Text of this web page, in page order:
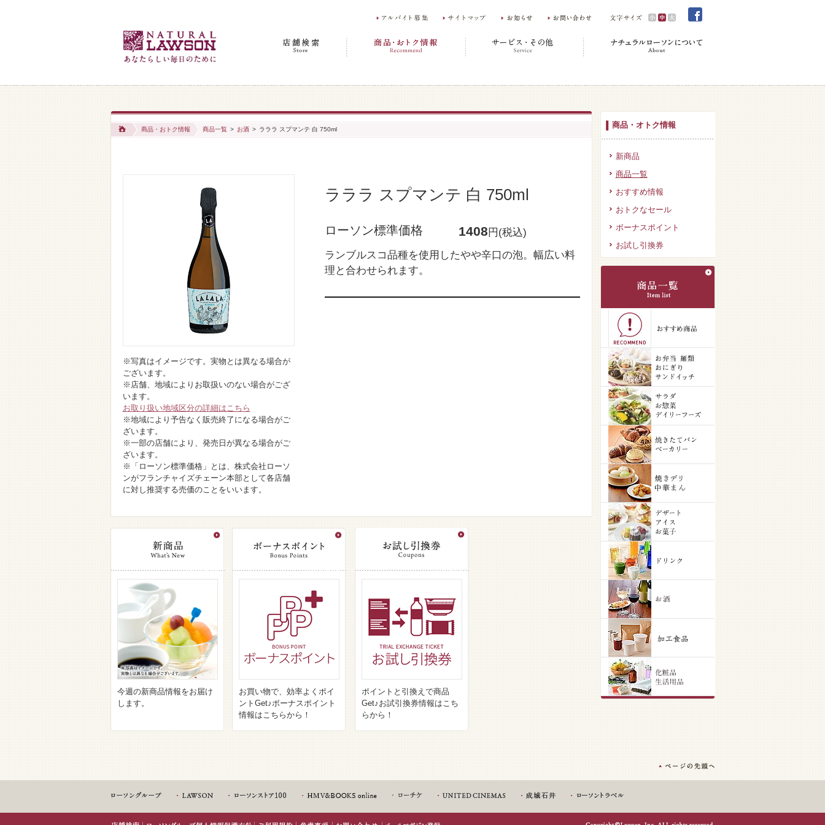
商品・おトク情報 商品一覧 > お酒 > ラララ スプマンテ 白 750ml
ラララ スプマンテ 白 750ml
ローソン標準価格 1408 円(税込)
ランブルスコ品種を使用したやや辛口の泡。幅広い料
理と合わせられます。
※写真はイメージです。実物とは異なる場合が
ございます。
※店舗、地域によりお取扱いのない場合がござ
います。
お取り扱い地域区分の詳細はこちら
※地域により予告なく販売終了になる場合がご
ざいます。
※一部の店舗により、発売日が異なる場合がご
ざいます。
※「ローソン標準価格」とは、株式会社ローソ
ンがフランチャイズチェーン本部として各店舗
に対し推奨する売価のことをいいます。
今週の新商品情報をお届け
します。
お買い物で、効率よくポイ
ントGet♪ボーナスポイント
情報はこちらから！
ポイントと引換えで商品
Get♪お試引換券情報はこち
らから！
商品・オトク情報
新商品
商品一覧
おすすめ情報
おトクなセール
ボーナスポイント
お試し引換券